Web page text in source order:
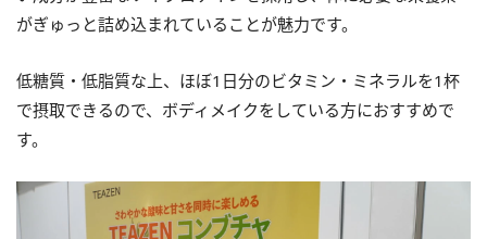
がぎゅっと詰め込まれていることが魅力です。
低糖質・低脂質な上、ほぼ1日分のビタミン・ミネラルを1杯
で摂取できるので、ボディメイクをしている方におすすめで
す。